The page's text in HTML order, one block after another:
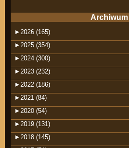
Archiwum
► 2026 (165)
► 2025 (354)
► 2024 (300)
► 2023 (232)
► 2022 (186)
► 2021 (84)
► 2020 (54)
► 2019 (131)
► 2018 (145)